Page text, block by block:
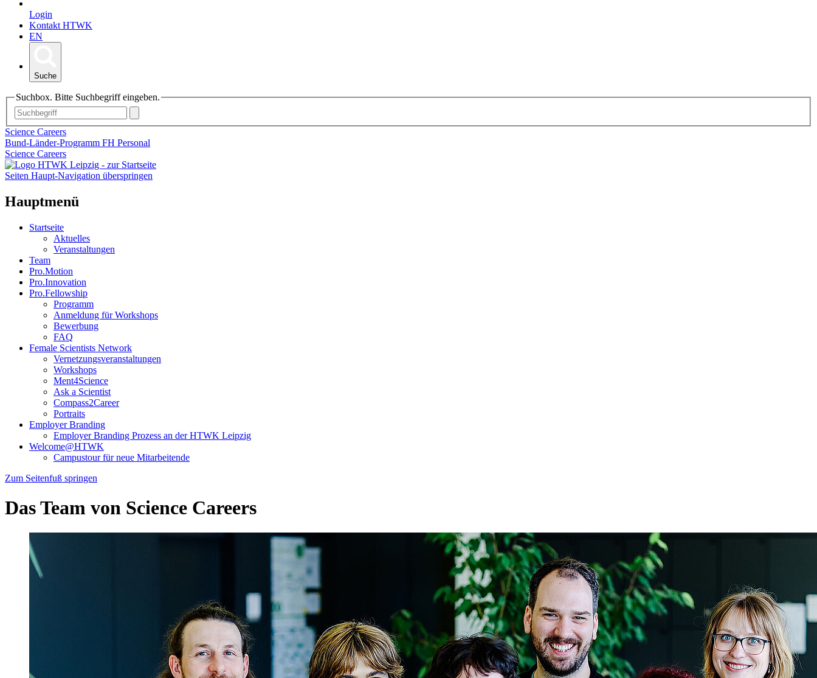
Login
Kontakt HTWK
EN
Suche
Suchbox. Bitte Suchbegriff eingeben.
Science Careers
Bund-Länder-Programm FH Personal
Science Careers
Seiten Haupt-Navigation überspringen
Hauptmenü
Startseite
Aktuelles
Veranstaltungen
Team
Pro.Motion
Pro.Innovation
Pro.Fellowship
Programm
Anmeldung für Workshops
Bewerbung
FAQ
Female Scientists Network
Vernetzungsveranstaltungen
Workshops
Ment4Science
Ask a Scientist
Compass2Career
Portraits
Employer Branding
Employer Branding Prozess an der HTWK Leipzig
Welcome@HTWK
Campustour für neue Mitarbeitende
Zum Seitenfuß springen
Das Team von Science Careers